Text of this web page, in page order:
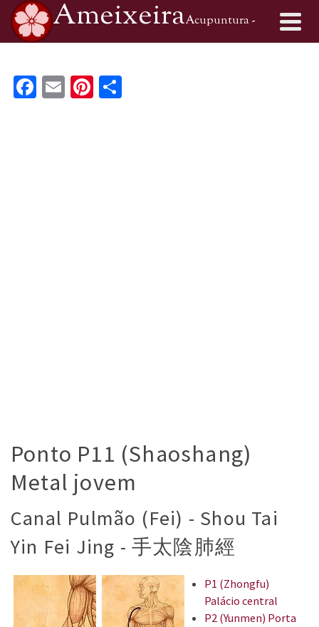
AmeixeiraAcupuntura -
Facebook
EmailPinterest
Ponto P11 (Shaoshang)
Metal jovem
Canal Pulmão (Fei) - Shou Tai
Yin Fei Jing - 手太陰肺經
P1 (Zhongfu)
Palácio central
P2 (Yunmen) Porta